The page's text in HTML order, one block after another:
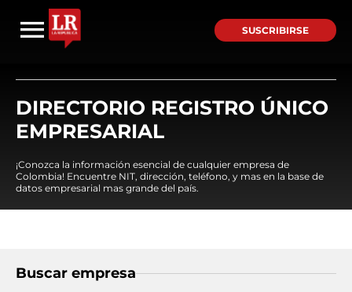
SUSCRIBIRSE
DIRECTORIO REGISTRO ÚNICO
EMPRESARIAL
¡Conozca la información esencial de cualquier empresa de
Colombia! Encuentre NIT, dirección, teléfono, y mas en la base de
datos empresarial mas grande del país.
Buscar empresa